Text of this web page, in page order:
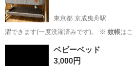
東京都 京成曳舟駅
濯できます(一度洗濯済みです)。 ※ 蚊帳は
ださい。 …
東京 墨田区 京成曳舟駅
ベビーベッド
3,000円